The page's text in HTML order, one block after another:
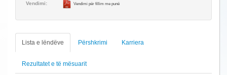
Vendimi: Vendimi për fillim me punë
Lista e lëndëve Përshkrimi Karriera
Rezultatet e të mësuarit